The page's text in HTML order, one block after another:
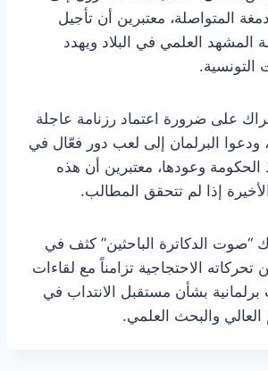
المتواصلة، معتبرين أن تأجيل
المشهد العلمي في البلاد ويهدد
التونسية.
على ضرورة اعتماد رزنامة عاجلة
ودعوا البرلمان إلى لعب دور فعّال في
الحكومة وعودها، معتبرين أن هذه
إذا لم تتحقق المطالب.
“صوت الدكاترة الباحثين” كثف في
تحركاته الاحتجاجية تزامناً مع لقاءات
برلمانية بشأن مستقبل الانتداب في
والبحث العلمي.